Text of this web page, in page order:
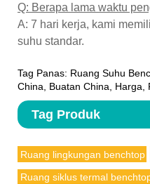
Q: Berapa lama waktu
A: 7 hari kerja, kami
suhu standar.
Tag Panas: Ruang Suhu
China, Buatan China, Harga,
Tag Produk
Ruang lingkungan benchtop
Ruang siklus termal